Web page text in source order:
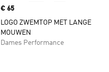
Price
€ 65
LOGO ZWEMTOP MET LANGE
MOUWEN
Dames Performance